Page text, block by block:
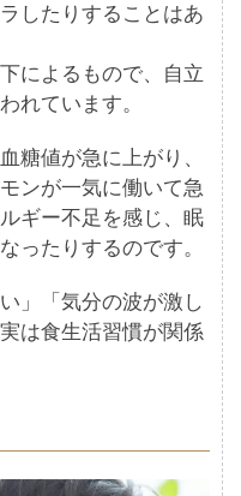
したりすることはあ
によるもので、自立
れています。
糖値が急に上がり、
ンが一気に働いて急
ギー不足を感じ、眠
ったりするのです。
」「気分の波が激し
は食生活習慣が関係